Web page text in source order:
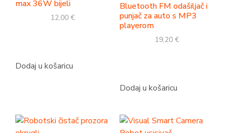
max 36W bijeli
12,00 €
Dodaj u košaricu
Bluetooth FM odašiljač i
punjač za auto s MP3
playerom
19,20 €
Dodaj u košaricu